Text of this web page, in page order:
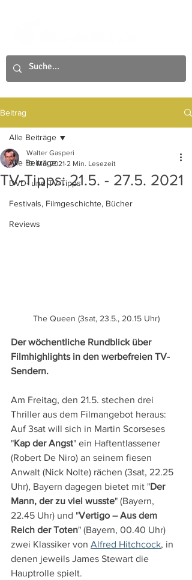
Beitrag
Alle Beiträge
DVD- und TV-Tipps
Festivals, Filmgeschichte, Bücher
Reviews
Alle Beiträge
TV-Tipps: 21.5. - 27.5. 2021
Walter Gasperi
19. Mai 2021 2 Min. Lesezeit
The Queen (3sat, 23.5., 20.15 Uhr)
Der wöchentliche Rundblick über
Filmhighlights in den werbefreien TV-
Sendern.
Am Freitag, den 21.5. stechen drei
Thriller aus dem Filmangebot heraus:
Auf 3sat will sich in Martin Scorseses
"Kap der Angst" ein Haftentlassener
(Robert De Niro) an seinem fiesen
Anwalt (Nick Nolte) rächen (3sat, 22.25
Uhr), Bayern dagegen bietet mit "Der
Mann, der zu viel wusste" (Bayern,
22.45 Uhr) und "Vertigo – Aus dem
Reich der Toten" (Bayern, 00.40 Uhr)
zwei Klassiker von Alfred Hitchcock, in
denen jeweils James Stewart die
Hauptrolle spielt.